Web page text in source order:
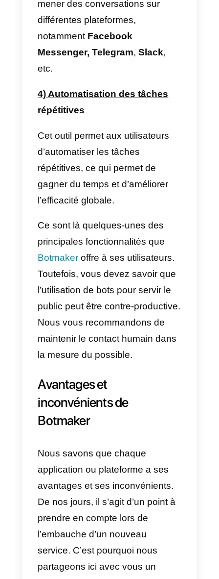
Botmaker dispose d’une interface
drag-and-drop, facile à utiliser,
permettant aux utilisateurs de
personnalisées en toute
2) Intégrations avec des
applications populaires
Botmaker dispose d’une grande
variété d’intégrations, permettant
aux utilisateurs de créer des bots
avec des capacités avancées qui
applications.
3) Déploiement multiplateforme
de déployer leurs bots et de
mener des conversations sur
différentes plateformes,
Messenger, Telegram
etc.
4)Automatisation des tâches
répétitives
Cet outil permet aux utilisateurs